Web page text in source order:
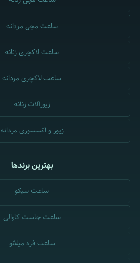
ساعت مچی مردانه
ساعت لاکچری زنانه
ساعت لاکچری مردانه
زیورآلات زنانه
زیور و اکسسوری مردانه
بهترین برندها
ساعت سیکو
ساعت جاست کاوالی
ساعت فره میلانو